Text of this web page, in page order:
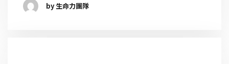
by 生命力團隊